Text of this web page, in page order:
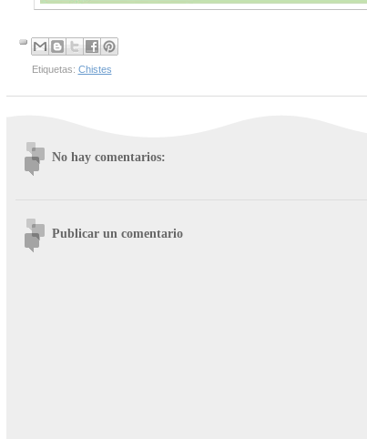
Etiquetas: Chistes
No hay comentarios:
Publicar un comentario